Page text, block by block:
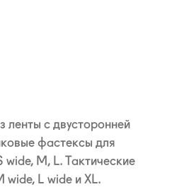
ленты с двусторонней
фастексы для
wide, M, L. Тактические
wide, L wide и XL.